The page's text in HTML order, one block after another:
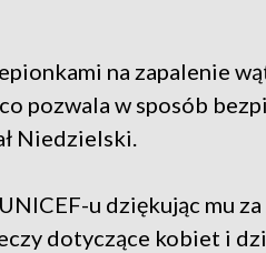
na zapalenie
pozwala w sposób
Niedzielski.
u dziękując mu
dotyczące kobiet i